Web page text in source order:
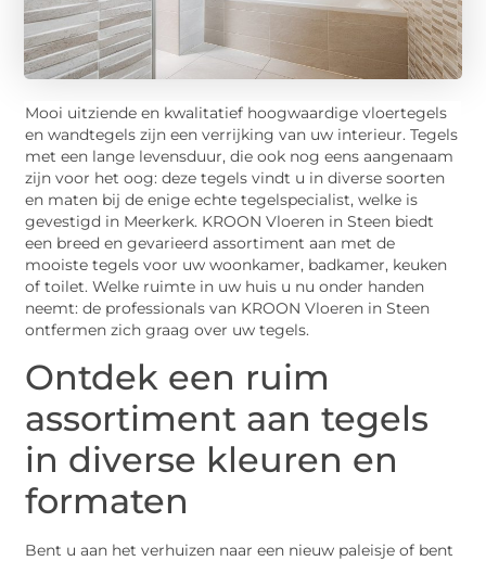
Mooi uitziende en kwalitatief hoogwaardige vloertegels
en wandtegels zijn een verrijking van uw interieur. Tegels
met een lange levensduur, die ook nog eens aangenaam
zijn voor het oog: deze tegels vindt u in diverse soorten
en maten bij de enige echte tegelspecialist, welke is
gevestigd in Meerkerk. KROON Vloeren in Steen biedt
een breed en gevarieerd assortiment aan met de
mooiste tegels voor uw woonkamer, badkamer, keuken
of toilet. Welke ruimte in uw huis u nu onder handen
neemt: de professionals van KROON Vloeren in Steen
ontfermen zich graag over uw tegels.
Ontdek een ruim
assortiment aan tegels
in diverse kleuren en
formaten
Bent u aan het verhuizen naar een nieuw paleisje of bent